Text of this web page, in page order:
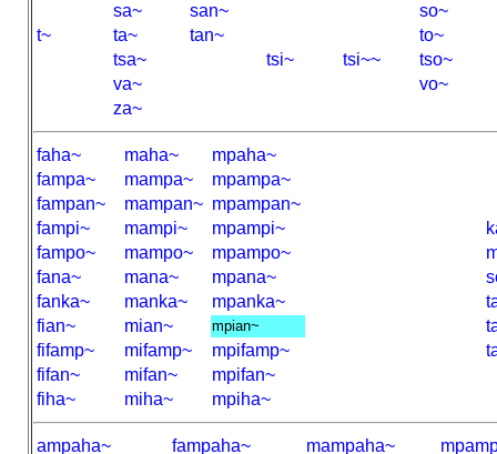
sa~
san~
so~
t~
ta~ tan~
to~
tsa~
tsi~ tsi~~
tso~
va~
vo~
za~
faha~ maha~
mpaha~
fampa~
mampa~
mpampa~
fampan~
mampan~ mpampan~
fampi~
mampi~ mpampi~
fampo~
mampo~ mpampo~
fana~
mana~ mpana~
fanka~
manka~ mpanka~
fian~
mian~ mpian~
fifamp~
mifamp~ mpifamp~
fifan~
mifan~
mpifan~
fiha~
miha~ mpiha~
ampaha~ fampaha~ mampaha~